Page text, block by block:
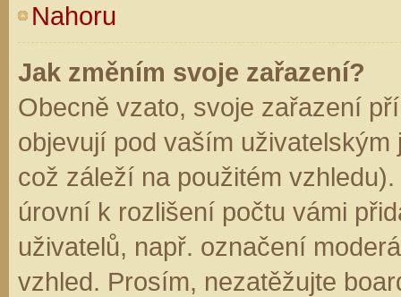
Nahoru
Jak změním svoje zařazení?
Obecně vzato, svoje zařazení
objevují pod vaším
což záleží na použitém
úrovní k rozlišení počtu vámi
uživatelů, např. označení
vzhled. Prosím, nezatěžujte